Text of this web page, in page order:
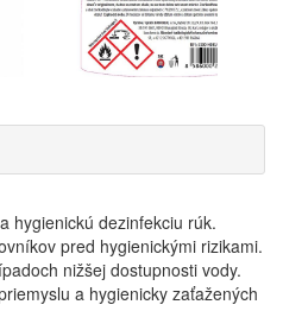
hygienickú dezinfekciu rúk.
pred hygienickými rizikami.
nižšej dostupnosti vody.
a hygienicky zaťažených